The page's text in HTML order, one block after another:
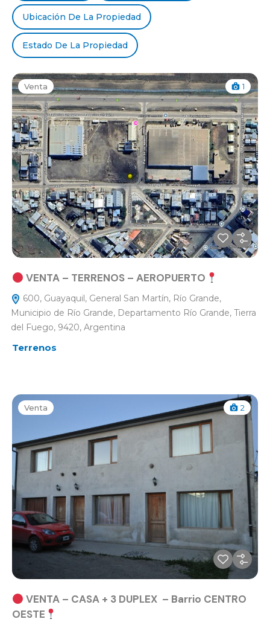
Ubicación De La Propiedad
Estado De La Propiedad
Venta 1
VENTA – TERRENOS – AEROPUERTO
600, Guayaquil, General San Martín, Río Grande,
Municipio de Río Grande, Departamento Río Grande, Tierra
del Fuego, 9420, Argentina
Terrenos
Venta 2
VENTA – CASA + 3 DUPLEX – Barrio CENTRO
OESTE